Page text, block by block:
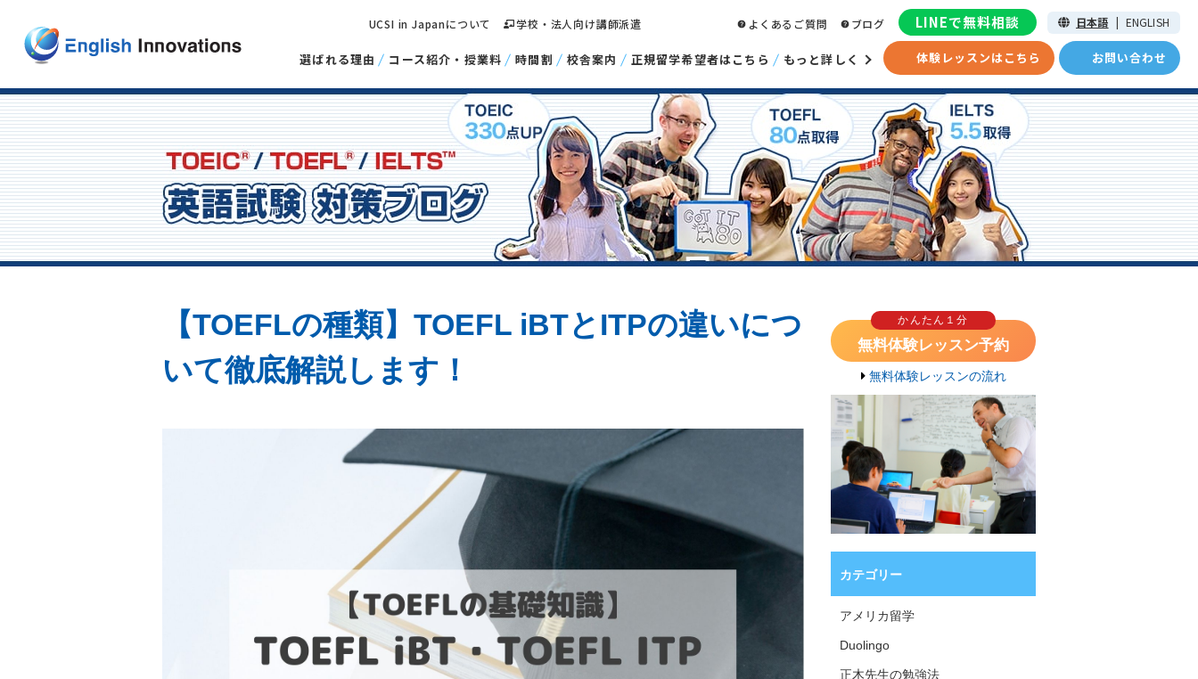
選ばれる理由 コース紹介・授業料 時間割 校舎案内 正規留学希望者はこちら もっと詳しく 体験レッスンはこちら お問い合わせ
UCSI in Japanについて 学校・法人向け講師派遣 よくあるご質問 ブログ LINEで無料相談 日本語 | ENGLISH
【TOEFLの種類】TOEFL iBTとITPの違いにつ
いて徹底解説します！
かんたん１分
無料体験レッスン予約
無料体験レッスンの流れ
カテゴリー
アメリカ留学
Duolingo
正木先生の勉強法